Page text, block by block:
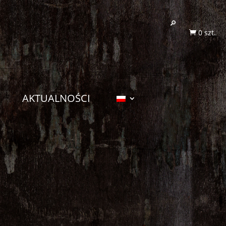
 0 szt.
AKTUALNOŚCI